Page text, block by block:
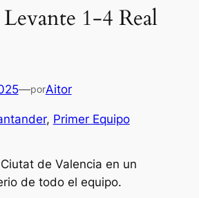
1-4 Real
—porAitor
, Primer Equipo
de Valencia en un
de todo el equipo.